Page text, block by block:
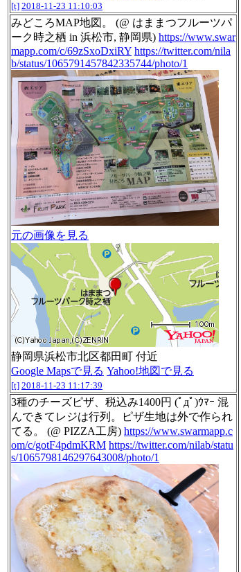
[t] 2018-11-23 11:10:03
みどころMAP地図。 (@ はままつフルーツパ
ーク時之栖 in 浜松市, 静岡県) https://www.swar
mapp.com/c/69zSxoDxiRY https://twitter.com/nila
b/status/1065791457842335744/photo/1
元の画像を見る
静岡県浜松市北区都田町 付近
Google Mapsで見る Yahoo!地図で見る
[t] 2018-11-23 11:17:39
3種のチーズピザ、税込み1400円 (ﾟдﾟ)ｳﾏｰ 混
んできてレジは行列。ピザ生地は外で作られ
てる。 (@ PIZZA工房) https://www.swarmapp.c
om/c/gotF4pdmKRM https://twitter.com/nilab/statu
s/1065798146297643008/photo/1